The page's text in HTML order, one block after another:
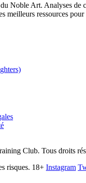
Noble Art. Analyses de
meilleurs ressources pour
Club. Tous droits
risques. 18+ Instagram